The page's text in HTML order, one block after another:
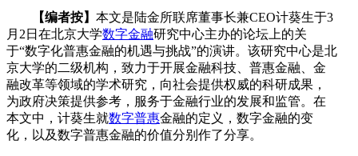
【编者按】 本文是陆金所联席董事长兼CEO计葵生于3
月2日在北京大学数字金融研究中心主办的论坛上的关
于“数字化普惠金融的机遇与挑战”的演讲。该研究中心是北
京大学的二级机构，致力于开展金融科技、普惠金融、金
融改革等领域的学术研究，向社会提供权威的科研成果，
为政府决策提供参考，服务于金融行业的发展和监管。在
本文中，计葵生就数字普惠金融的定义，数字金融的变
化，以及数字普惠金融的价值分别作了分享。